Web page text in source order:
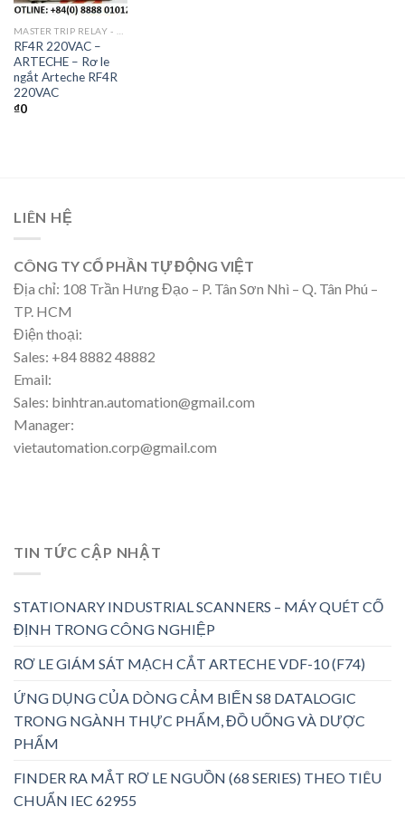
RF4R 220VAC –
ARTECHE – Rơ le
ngắt Arteche RF4R
220VAC
₫0
LIÊN HỆ
CÔNG TY CỔ PHẦN TỰ ĐỘNG VIỆT
Địa chỉ: 108 Trần Hưng Đạo – P. Tân Sơn Nhì – Q. Tân Phú –
TP. HCM
Điện thoại:
Sales: +84 8882 48882
Email:
Sales: binhtran.automation@gmail.com
Manager:
vietautomation.corp@gmail.com
TIN TỨC CẬP NHẬT
STATIONARY INDUSTRIAL SCANNERS – MÁY QUÉT CỐ
ĐỊNH TRONG CÔNG NGHIỆP
RƠ LE GIÁM SÁT MẠCH CẮT ARTECHE VDF-10 (F74)
ỨNG DỤNG CỦA DÒNG CẢM BIẾN S8 DATALOGIC
TRONG NGÀNH THỰC PHẨM, ĐỒ UỐNG VÀ DƯỢC
PHẨM
FINDER RA MẮT RƠ LE NGUỒN (68 SERIES) THEO TIÊU
CHUẨN IEC 62955